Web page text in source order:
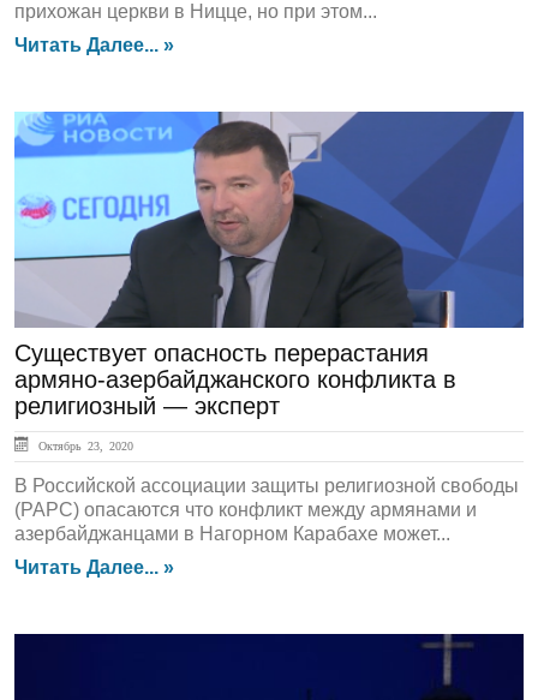
прихожан церкви в Ницце, но при этом...
Читать Далее... »
ЛЕНТА НОВОСТЕЙ
Существует опасность перерастания
армяно-азербайджанского конфликта в
религиозный — эксперт
Октябрь 23, 2020
В Российской ассоциации защиты религиозной свободы
(РАРС) опасаются что конфликт между армянами и
азербайджанцами в Нагорном Карабахе может...
Читать Далее... »